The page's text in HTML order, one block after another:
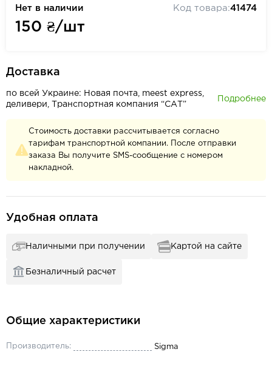
Нет в наличии
150 ₴/шт
Код товара:41474
Доставка
по всей Украине: Новая почта, meest express,
деливери, Транспортная компания “САТ”
Подробнее
Стоимость доставки рассчитывается согласно
тарифам транспортной компании. После отправки
заказа Вы получите SMS-сообщение с номером
накладной.
Удобная оплата
Наличными при получении Картой на сайте
Безналичный расчет
Общие характеристики
Производитель: Sigma